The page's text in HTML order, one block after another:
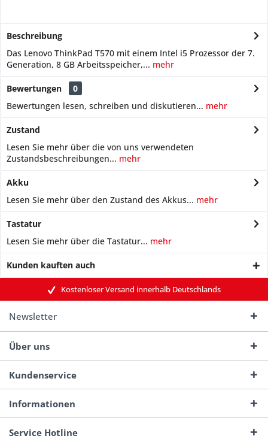
Beschreibung
Das Lenovo ThinkPad T570 mit einem Intel i5 Prozessor der 7.
Generation, 8 GB Arbeitsspeicher,... mehr
Bewertungen
0
Bewertungen lesen, schreiben und diskutieren... mehr
Zustand
Lesen Sie mehr über die von uns verwendeten
Zustandsbeschreibungen... mehr
Akku
Lesen Sie mehr über den Zustand des Akkus... mehr
Tastatur
Lesen Sie mehr über die Tastatur... mehr
Kunden kauften auch
Kostenloser Versand innerhalb Deutschlands
Newsletter
Über uns
Kundenservice
Informationen
Service Hotline